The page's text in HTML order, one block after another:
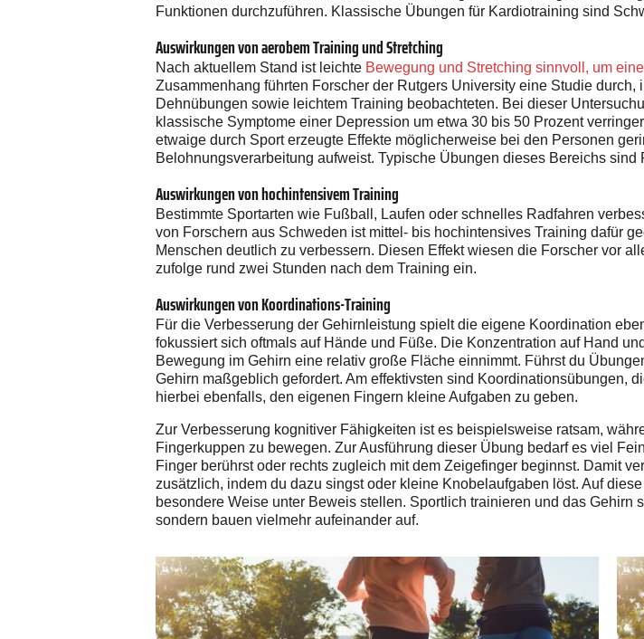
Funktionen durchzuführen. Klassische Übungen für Kardiotraining sind
Auswirkungen von aerobem Training und Stretching
Nach aktuellem Stand ist leichte Bewegung und Stretching sinnvoll, um
Zusammenhang führten Forscher der Rutgers University eine Studie
Dehnübungen sowie leichtem Training beobachteten. Bei dieser
klassische Symptome einer Depression um etwa 30 bis 50 Prozent
etwaige durch Sport erzeugte Effekte möglicherweise bei den Personen
Belohnungsverarbeitung aufweist. Typische Übungen dieses Bereichs sind
Auswirkungen von hochintensivem Training
Bestimmte Sportarten wie Fußball, Laufen oder schnelles Radfahren
von Forschern aus Schweden ist mittel- bis hochintensives Training dafür
Menschen deutlich zu verbessern. Diesen Effekt wiesen die Forscher vor
zufolge rund zwei Stunden nach dem Training ein.
Auswirkungen von Koordinations-Training
Für die Verbesserung der Gehirnleistung spielt die eigene Koordination
fokussiert sich oftmals auf Hände und Füße. Die Konzentration auf Hand
Bewegung im Gehirn eine relativ große Fläche einnimmt. Führst du
Gehirn maßgeblich gefordert. Am effektivsten sind Koordinationsübungen,
hierbei ebenfalls, den eigenen Fingern kleine Aufgaben zu geben.
Zur Verbesserung kognitiver Fähigkeiten ist es beispielsweise ratsam,
Fingerkuppen zu bewegen. Zur Ausführung dieser Übung bedarf es viel
Finger berührst oder rechts zugleich mit dem Zeigefinger beginnst. Damit
zusätzlich, indem du dazu singst oder kleine Knobelaufgaben löst. Auf
besondere Weise unter Beweis stellen. Sportlich trainieren und das
sondern bauen vielmehr aufeinander auf.